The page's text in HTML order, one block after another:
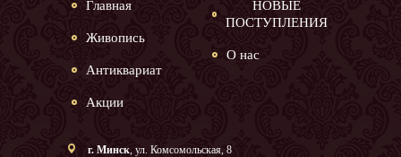
Главная
Живопись
Антиквариат
Акции
НОВЫЕ
ПОСТУПЛЕНИЯ
О нас
г. Минск, ул. Комсомольская, 8